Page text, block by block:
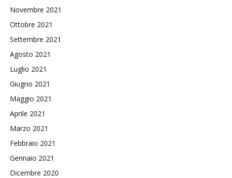
Novembre 2021
Ottobre 2021
Settembre 2021
Agosto 2021
Luglio 2021
Giugno 2021
Maggio 2021
Aprile 2021
Marzo 2021
Febbraio 2021
Gennaio 2021
Dicembre 2020